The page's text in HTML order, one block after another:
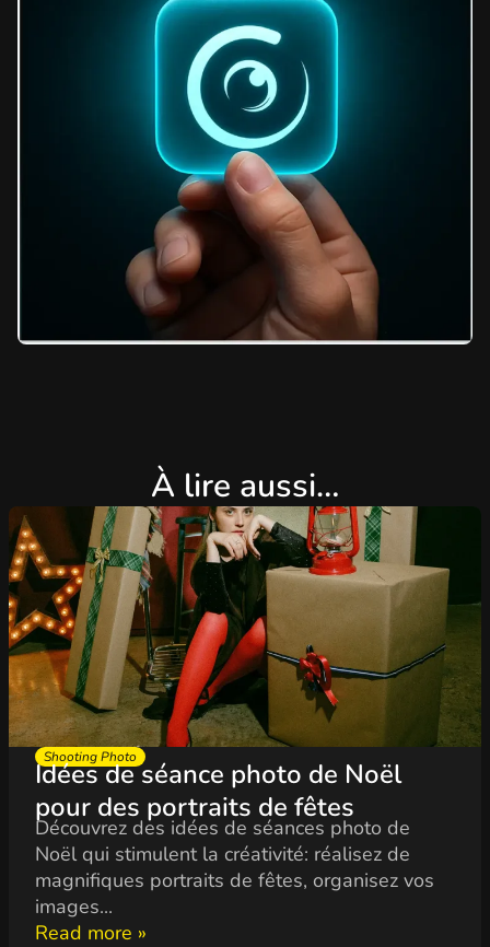
À lire aussi…
Shooting Photo
Idées de séance photo de Noël
pour des portraits de fêtes
Découvrez des idées de séances photo de
Noël qui stimulent la créativité: réalisez de
magnifiques portraits de fêtes, organisez vos
images...
Read more »